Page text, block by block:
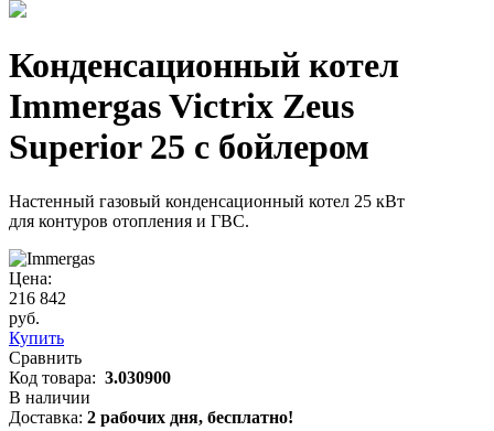
Конденсационный котел
Immergas Victrix Zeus
Superior 25 с бойлером
Настенный газовый конденсационный котел 25 кВт
для контуров отопления и ГВС.
Цена:
216 842
руб.
Купить
Сравнить
Код товара: 3.030900
В наличии
Доставка: 2 рабочих дня, бесплатно!